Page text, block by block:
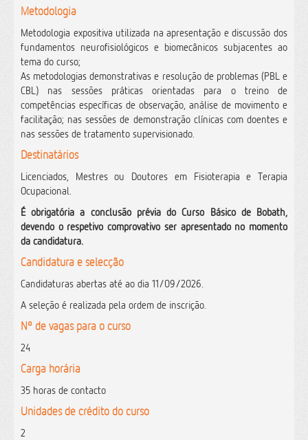
Metodologia
Metodologia expositiva utilizada na apresentação e discussão dos
fundamentos neurofisiológicos e biomecânicos subjacentes ao
tema do curso;
As metodologias demonstrativas e resolução de problemas (PBL e
CBL) nas sessões práticas orientadas para o treino de
competências específicas de observação, análise de movimento e
facilitação; nas sessões de demonstração clínicas com doentes e
nas sessões de tratamento supervisionado.
Destinatários
Licenciados, Mestres ou Doutores em Fisioterapia e Terapia
Ocupacional.
É obrigatória a conclusão prévia do Curso Básico de Bobath,
devendo o respetivo comprovativo ser apresentado no momento
da candidatura.
Candidatura e selecção
Candidaturas abertas até ao dia 11/09/2026.
A seleção é realizada pela ordem de inscrição.
Nº de vagas para o curso
24
Carga horária
35 horas de contacto
Unidades de crédito do curso
2